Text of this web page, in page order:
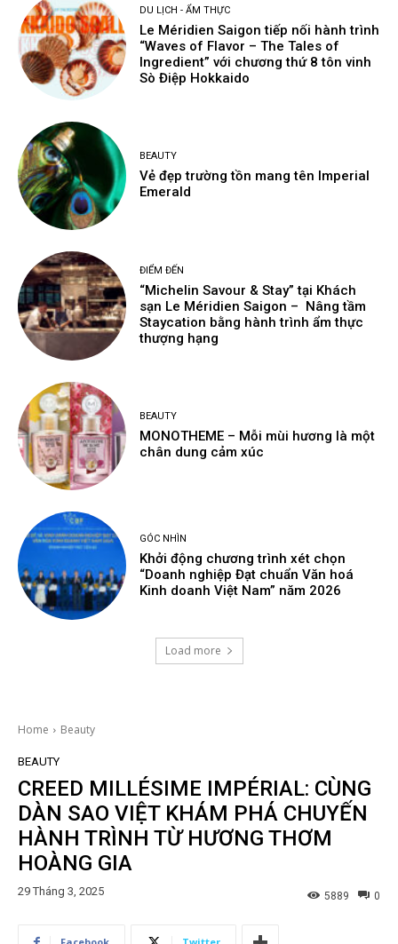
DU LỊCH - ẨM THỰC
Le Méridien Saigon tiếp nối hành trình
“Waves of Flavor – The Tales of
Ingredient” với chương thứ 8 tôn vinh
Sò Điệp Hokkaido
BEAUTY
Vẻ đẹp trường tồn mang tên Imperial
Emerald
ĐIỂM ĐẾN
“Michelin Savour & Stay” tại Khách
sạn Le Méridien Saigon – Nâng tầm
Staycation bằng hành trình ẩm thực
thượng hạng
BEAUTY
MONOTHEME – Mỗi mùi hương là một
chân dung cảm xúc
GÓC NHÌN
Khởi động chương trình xét chọn
“Doanh nghiệp Đạt chuẩn Văn hoá
Kinh doanh Việt Nam” năm 2026
Load more